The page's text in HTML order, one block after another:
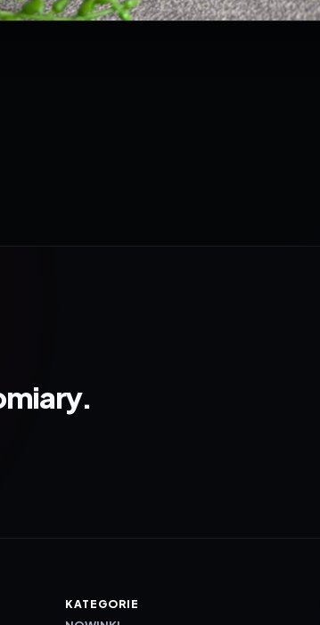
KATEGORIE